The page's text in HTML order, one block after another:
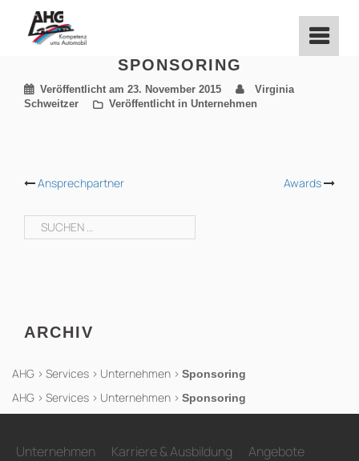
springen
SPONSORING
Veröffentlicht am 23. November 2015
Virginia
Schweitzer
Veröffentlicht in Unternehmen
BEITRAGS-
Ansprechpartner Awards
Suchen
nach:
ARCHIV
AHG > Services > Unternehmen > Sponsoring
AHG > Services > Unternehmen > Sponsoring
Unternehmen Karriere & Ausbildung
Angebote